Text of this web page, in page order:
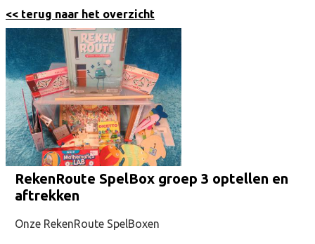
<< terug naar het overzicht
RekenRoute SpelBox groep 3 optellen en
aftrekken
Onze RekenRoute SpelBoxen